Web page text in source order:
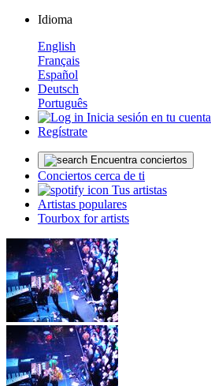
Idioma
English
Français
Español
Deutsch
Português
Inicia sesión en tu cuenta
Regístrate
Encuentra conciertos
Conciertos cerca de ti
Tus artistas
Artistas populares
Tourbox for artists